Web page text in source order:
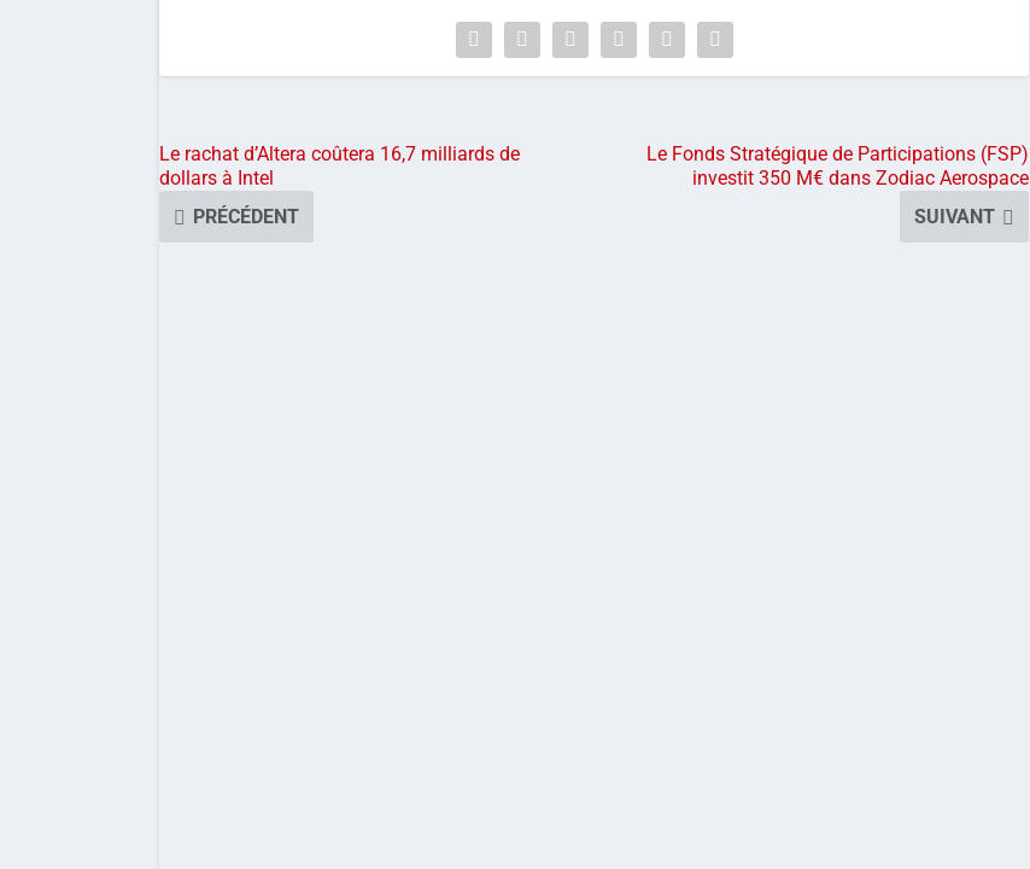
Le rachat d’Altera coûtera 16,7 milliards de
dollars à Intel
PRÉCÉDENT
Le Fonds Stratégique de Participations (FSP)
investit 350 M€ dans Zodiac Aerospace
SUIVANT